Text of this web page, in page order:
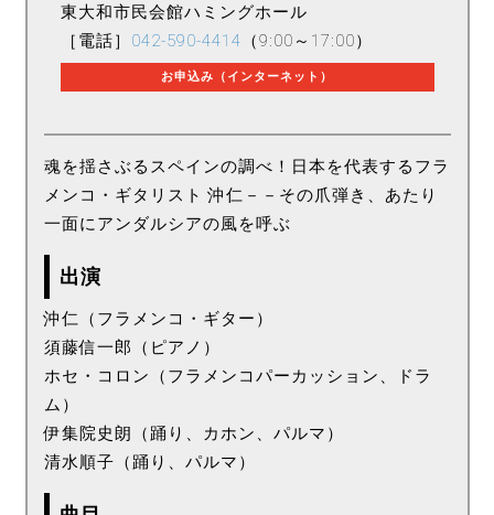
東大和市民会館ハミングホール
［電話］ 042-590-4414 （9:00～17:00）
お申込み（インターネット）
魂を揺さぶるスペインの調べ！日本を代表するフラ
メンコ・ギタリスト 沖仁－－その爪弾き、あたり
一面にアンダルシアの風を呼ぶ
出演
沖仁（フラメンコ・ギター）
須藤信一郎（ピアノ）
ホセ・コロン（フラメンコパーカッション、ドラ
ム）
伊集院史朗（踊り、カホン、パルマ）
清水順子（踊り、パルマ）